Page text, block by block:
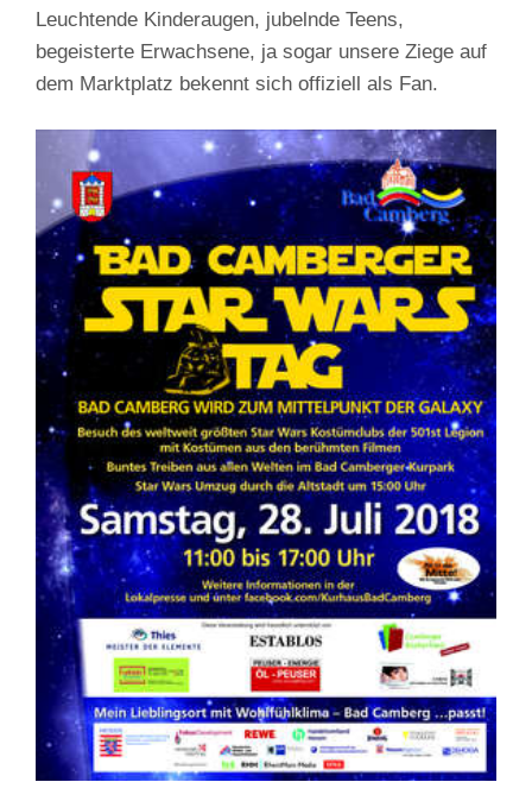
Leuchtende Kinderaugen, jubelnde Teens,
begeisterte Erwachsene, ja sogar unsere Ziege auf
dem Marktplatz bekennt sich offiziell als Fan.